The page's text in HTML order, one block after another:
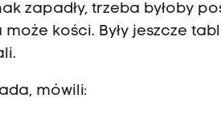
zapadły, trzeba byłoby
kości. Były jeszcze
mówili: